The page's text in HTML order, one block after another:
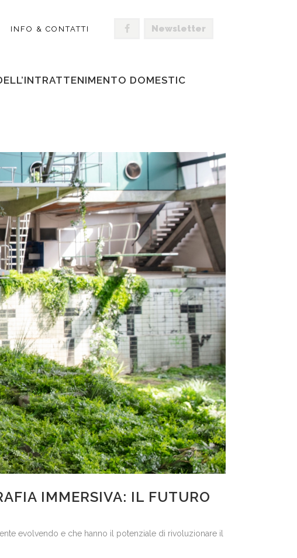
Newsletter
INFO & CONTATTI
DOMESTIC
IMMERSIVA: IL FUTURO
evolvendo e che hanno il potenziale di rivoluzionare il